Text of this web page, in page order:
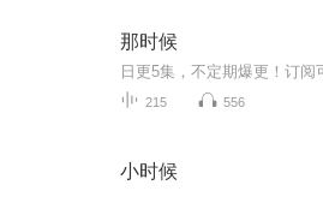
那时候
215 556
小时候